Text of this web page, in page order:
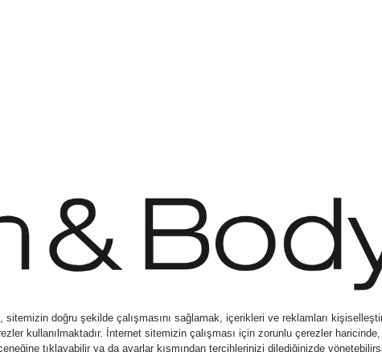
© 2026 Bath & Body Works Direct Inc. Shaya Mağazacılık A.Ş. Franchise lisansı
© Bath & Body Works. All Rights Reserved.